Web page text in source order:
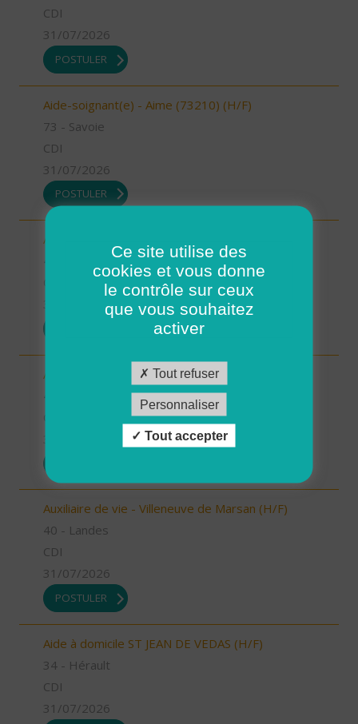
CDI
31/07/2026
POSTULER
Aide-soignant(e) - Aime (73210) (H/F)
73 - Savoie
CDI
31/07/2026
POSTULER
Auxiliaire de vie - Mimizan (H/F)
31/07/2026
Auxiliaire de vie - Labouheyre (H/F)
Auxiliaire de vie - Villeneuve de Marsan (H/F)
40 - Landes
CDI
31/07/2026
POSTULER
Aide à domicile ST JEAN DE VEDAS (H/F)
34 - Hérault
CDI
31/07/2026
Ce site utilise des
cookies et vous donne
le contrôle sur ceux
que vous souhaitez
activer
Tout refuser
Personnaliser
Tout accepter